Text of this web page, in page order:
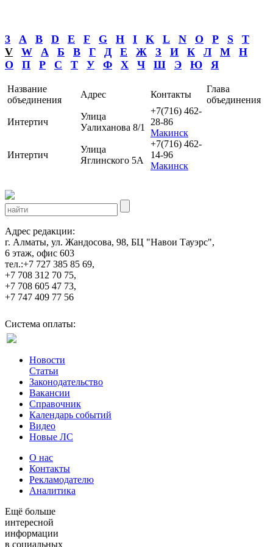
3 A B D E F G H I K L N O P S
T
V
W А Б В Г Д Е Ж З И К Л М
Н
О
П Р С Т У Ф Х Ч Ш Э Ю Я
Название
объединения
Адрес Контакты
Глава
объединения
Интертич
Улица
Уалиханова 8/1
+7(716) 462-
28-86
Макинск
Интертич
Улица
Яглинского 5А
+7(716) 462-
14-96
Макинск
Адрес редакции:
г. Алматы, ул. Жандосова, 98, БЦ "Навои Тауэрс",
6 этаж, офис 603
тел.:+7 727 385 85 69,
+7 708 312 70 75,
+7 708 605 47 73,
+7 747 409 77 56
Система оплаты:
Новости
Статьи
Законодательство
Вакансии
Справочник
Календарь событий
Видео
Новые ЛС
О нас
Контакты
Рекламодателю
Аналитика
Ещё больше
интересной
информации
в социальных